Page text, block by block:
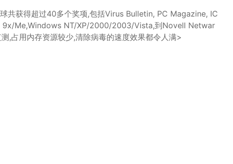
共获得超过40多个奖项,包括Virus Bulletin, PC Magazine, IC
9x/Me,Windows NT/XP/2000/2003/Vista,到Novell Netwar
,占用内存资源较少,清除病毒的速度效果都令人满>